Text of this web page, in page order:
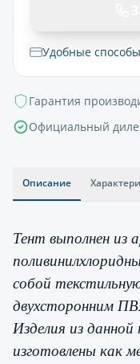
Удобные
Гарантия
Официальный
Описание
Тент выполнен из
собой
двухсторонним
Изделия из
изготовлены как